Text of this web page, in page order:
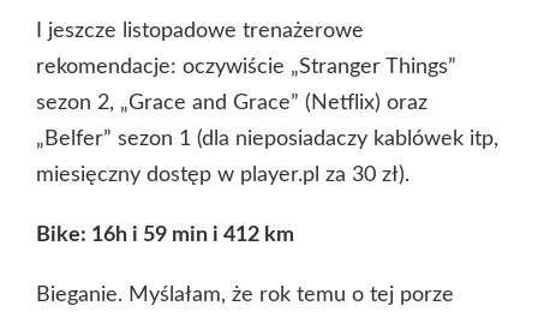
I jeszcze listopadowe trenażerowe
rekomendacje: oczywiście „Stranger Things”
sezon 2, „Grace and Grace” (Netflix) oraz
„Belfer” sezon 1 (dla nieposiadaczy kablówek itp,
miesięczny dostęp w player.pl za 30 zł).
Bike: 16h i 59 min i 412 km
Bieganie. Myślałam, że rok temu o tej porze